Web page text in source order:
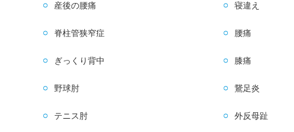
産後の腰痛 寝違え
脊柱管狭窄症 腰痛
ぎっくり背中 膝痛
野球肘 鵞足炎
テニス肘 外反母趾